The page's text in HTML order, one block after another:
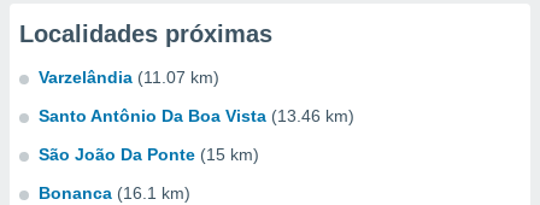
Localidades próximas
Varzelândia (11.07 km)
Santo Antônio Da Boa Vista (13.46 km)
São João Da Ponte (15 km)
Bonanca (16.1 km)